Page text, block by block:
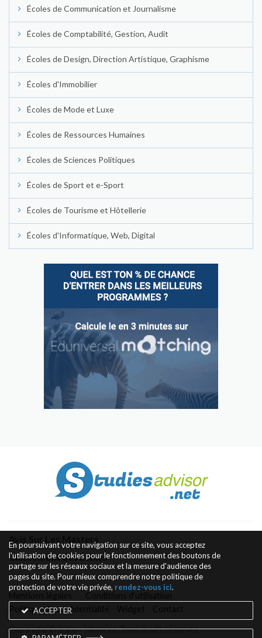
Écoles de Communication et Journalisme
Écoles de Comptabilité, Gestion, Audit
Écoles de Design, Direction Artistique, Graphisme
Écoles d'Immobilier
Écoles de Mode et Luxe
Écoles de Ressources Humaines
Écoles de Sciences Politiques
Écoles de Sport et e-Sport
Écoles de Tourisme et Hôtellerie
Écoles d'Informatique, Web, Digital
Classement des Écoles
Politique de confidentialité
Copyright © 2026 - Silkwires. Tous droits réservés
En poursuivant votre navigation sur ce site, vous acceptez
l'utilisation de cookies pour le fonctionnement des boutons de
partage sur les réseaux sociaux et la mesure d'audience des
pages du site. Pour mieux comprendre notre politique de
protection de votre vie privée, rendez-vous ici.
ACCEPTER